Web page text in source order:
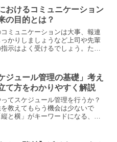
。
おけるコミュニケーション
の目的とは？
コミュニケーションは大事、報連
かりしましょうなど上司や先輩
示はよく受けるでしょう。た
の記事では、仕事におけるコミュ
ションの本来の目的についてわか
解説します。
ジュール管理の基礎」考え
て方をわかりやすく解説
ってスケジュール管理を行うか？
教えてもらう機会は少ないで
と横」がキーワードになる、ス